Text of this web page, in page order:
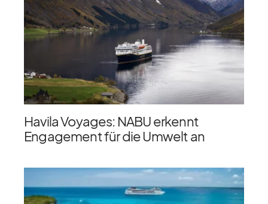
Havila Voyages: NABU erkennt
Engagement für die Umwelt an